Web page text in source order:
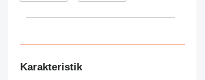
Karakteristik